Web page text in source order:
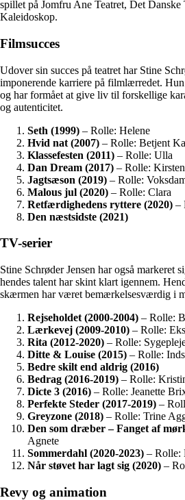
spillet på Jomfru Ane Teatret, Det Danske
Kaleidoskop.
Filmsucces
Udover sin succes på teatret har Stine
imponerende karriere på filmlærredet.
og har formået at give liv til forskellige
og autenticitet.
Seth (1999) – Rolle: Helene
Hvid nat (2007) – Rolle: Betjent
Klassefesten (2011) – Rolle: Ulla
Dan Dream (2017) – Rolle:
Jagtsæson (2019) – Rolle:
Malous jul (2020) – Rolle: Clara
Retfærdighedens ryttere (2020) –
Den næstsidste (2021)
TV-serier
Stine Schrøder Jensen har også markeret
hendes talent har skint klart igennem.
skærmen har været bemærkelsesværdig i
Rejseholdet (2000-2004) – Rolle:
Lærkevej (2009-2010) – Rolle:
Rita (2012-2020) – Rolle:
Ditte & Louise (2015) – Rolle:
Bedre skilt end aldrig (2016)
Bedrag (2016-2019) – Rolle:
Dicte 3 (2016) – Rolle: Jeanette
Perfekte Steder (2017-2019) –
Greyzone (2018) – Rolle: Trine
Den som dræber – Fanget af
Agnete
Sommerdahl (2020-2023) – Rolle:
Når støvet har lagt sig (2020) –
Revy og animation